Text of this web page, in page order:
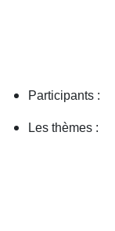
Participants :
Les thèmes :